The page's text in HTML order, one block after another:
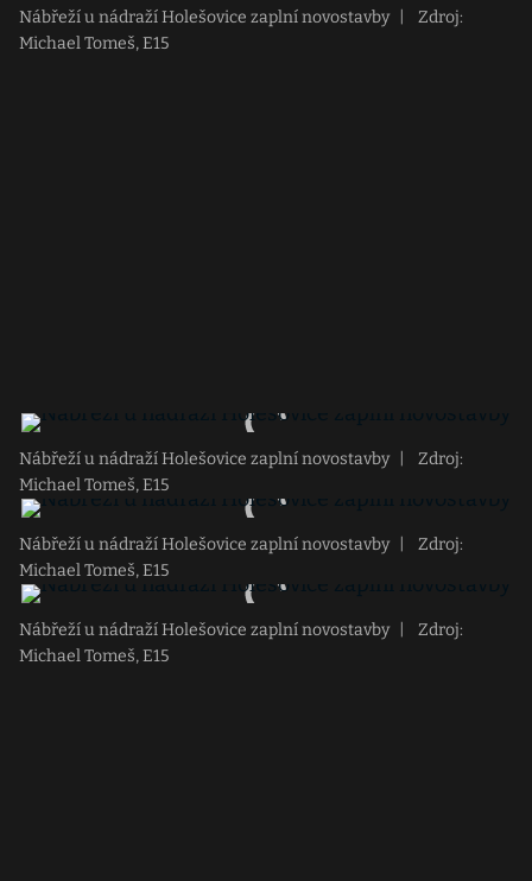
Nábřeží u nádraží Holešovice zaplní novostavby
Zdroj:
Michael Tomeš, E15
Nábřeží u nádraží Holešovice zaplní novostavby
Zdroj:
Michael Tomeš, E15
Nábřeží u nádraží Holešovice zaplní novostavby
Zdroj:
Michael Tomeš, E15
Nábřeží u nádraží Holešovice zaplní novostavby
Zdroj:
Michael Tomeš, E15